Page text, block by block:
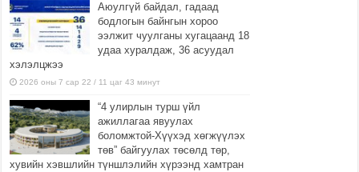
Аюулгүй байдал, гадаад
бодлогын байнгын хороо
ээлжит чуулганы хугацаанд 18
удаа хуралдаж, 36 асуудал
хэлэлцжээ
2026 оны 7 сар 22 / 11 цаг 43 минут
“4 улирлын турш үйл
ажиллагаа явуулах
боломжтой-Хүүхэд хөгжүүлэх
төв” байгуулах төсөлд төр,
хувийн хэвшлийн түншлэлийн хүрээнд хамтран